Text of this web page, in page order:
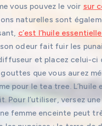
vous pouvez le voir sur
naturelles sont
c’est l’huile
odeur fait fuir les
et placez celui-ci
que vous aurez
pour le tea tree. L’huile
l’utiliser, versez
femme enceinte peut